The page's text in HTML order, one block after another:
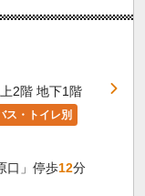
2階 地下1階
ス・トイレ別
口」停歩12分